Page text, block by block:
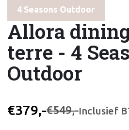
4 Seasons Outdoor
Allora
terre - 4
Outdoor
€379,-€549,-Inclusief